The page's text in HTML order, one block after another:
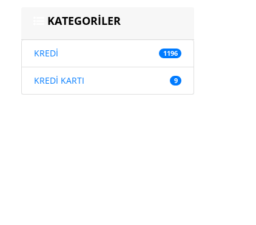
KATEGORİLER
KREDİ 1196
KREDİ KARTI 9